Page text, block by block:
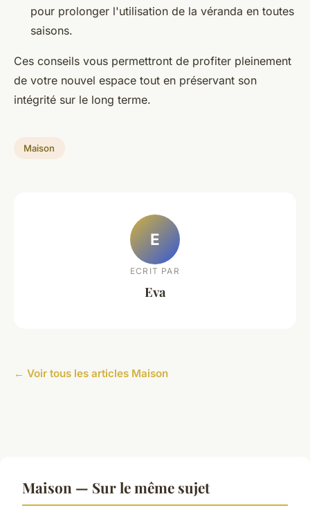
pour prolonger l'utilisation de la véranda en toutes
saisons.
Ces conseils vous permettront de profiter pleinement
de votre nouvel espace tout en préservant son
intégrité sur le long terme.
Maison
E
ECRIT PAR
Eva
← Voir tous les articles Maison
Maison — Sur le même sujet